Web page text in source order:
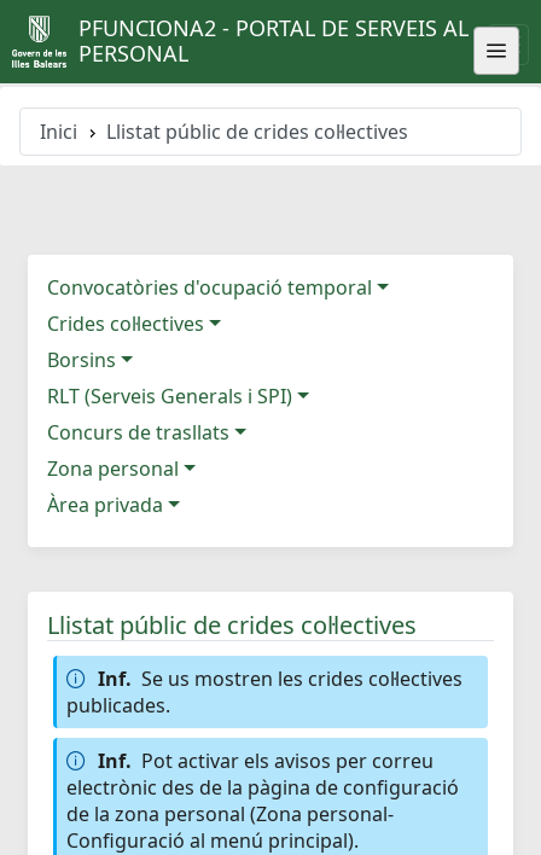
PFUNCIONA2 - PORTAL DE SERVEIS AL
PERSONAL
Inici Llistat públic de crides col·lectives
Convocatòries d'ocupació temporal
Crides col·lectives
Borsins
RLT (Serveis Generals i SPI)
Concurs de trasllats
Zona personal
Àrea privada
Llistat públic de crides col·lectives
Inf. Se us mostren les crides col·lectives
publicades.
Inf. Pot activar els avisos per correu
electrònic des de la pàgina de configuració
de la zona personal (Zona personal-
Configuració al menú principal).